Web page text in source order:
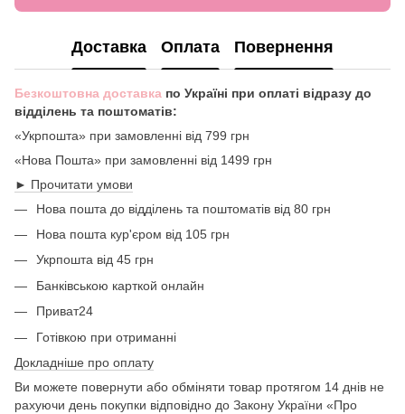
Доставка Оплата Повернення
Безкоштовна доставка по Україні при оплаті відразу до
відділень та поштоматів:
«Укрпошта» при замовленні від 799 грн
«Нова Пошта» при замовленні від 1499 грн
► Прочитати умови
Нова пошта до відділень та поштоматів від 80 грн
Нова пошта кур'єром від 105 грн
Укрпошта від 45 грн
Банківською карткой онлайн
Приват24
Готівкою при отриманні
Докладніше про оплату
Ви можете повернути або обміняти товар протягом 14 днів не
рахуючи день покупки відповідно до Закону України «Про